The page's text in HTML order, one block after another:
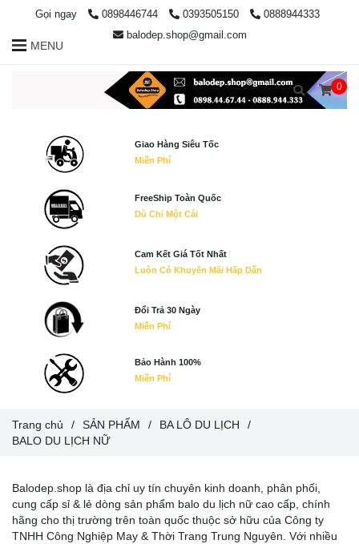
Balodep.shop là địa chỉ uy tín chuyên kinh doanh, phân phối,
cung cấp sỉ & lẻ dòng sản phẩm balo du lịch nữ cao cấp, chính
hãng cho thị trường trên toàn quốc thuộc sở hữu của Công ty
TNHH Công Nghiệp May & Thời Trang Trung Nguyên. Với nhiều
Trang chủ / SẢN PHẨM / BA LÔ DU LỊCH
/
BALO DU LỊCH NỮ
Gọi ngay 0898446744 0393505150
0888944333
balodep.shop@gmail.com
MENU
0
Giao Hàng Siêu Tốc
Miễn Phí
FreeShip Toàn Quốc
Dù Chỉ Một Cái
Cam Kết Giá Tốt Nhất
Luôn Có Khuyến Mãi Hấp Dẫn
Đổi Trả 30 Ngày
Miễn Phí
Bảo Hành 100%
Miễn Phí